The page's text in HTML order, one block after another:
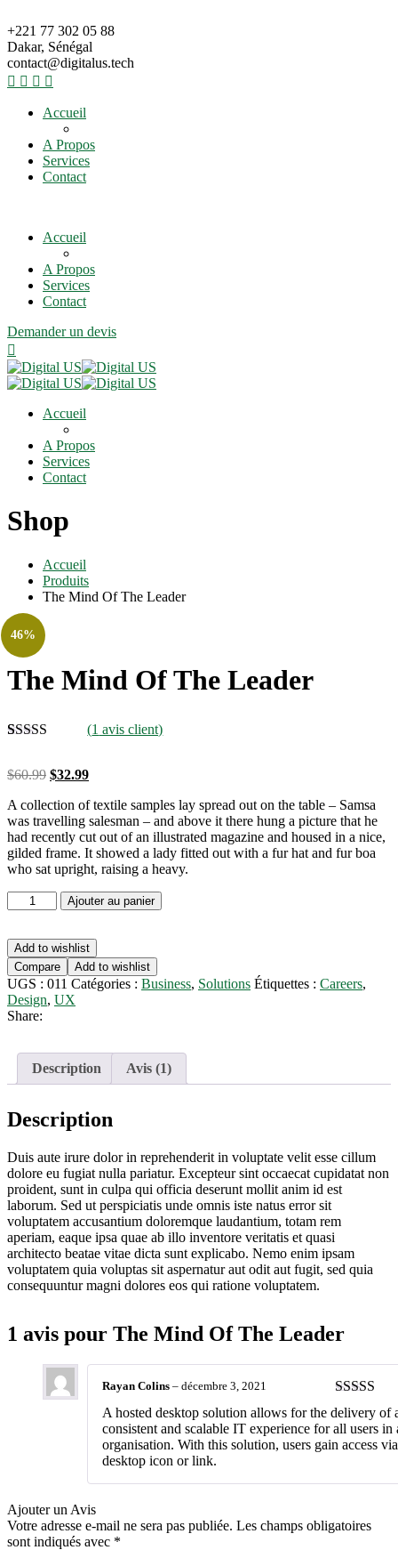
+221 77 302 05 88
Dakar, Sénégal
contact@digitalus.tech
Accueil
A Propos
Services
Contact
Accueil
A Propos
Services
Contact
Demander un devis
Accueil
A Propos
Services
Contact
Shop
Accueil
Produits
The Mind Of The Leader
46%
The Mind Of The Leader
notation
(1 avis client)
$60.99 Le
initial
était :
$60.99.
$32.99Le
actuel
est :
$32.99.
A collection of textile samples lay spread out on the table – Samsa
was travelling salesman – and above it there hung a picture that he
had recently cut out of an illustrated magazine and housed in a nice,
gilded frame. It showed a lady fitted out with a fur hat and fur boa
who sat upright, raising a heavy.
quantité
de
Mind
Of
The
Leader
Ajouter au panier
Add to wishlist
Compare
Add to wishlist
UGS : 011 Catégories : Business, Solutions Étiquettes : Careers,
Design, UX
Share:
Description Avis (1)
Description
Duis aute irure dolor in reprehenderit in voluptate velit esse cillum
dolore eu fugiat nulla pariatur. Excepteur sint occaecat cupidatat non
proident, sunt in culpa qui officia deserunt mollit anim id est
laborum. Sed ut perspiciatis unde omnis iste natus error sit
voluptatem accusantium doloremque laudantium, totam rem
aperiam, eaque ipsa quae ab illo inventore veritatis et quasi
architecto beatae vitae dicta sunt explicabo. Nemo enim ipsam
voluptatem quia voluptas sit aspernatur aut odit aut fugit, sed quia
consequuntur magni dolores eos qui ratione voluptatem.
1 avis pour The Mind Of The Leader
Note5sur
Rayan Colins – décembre 3, 2021
A hosted desktop solution allows for the delivery of
consistent and scalable IT experience for all users in
organisation. With this solution, users gain access
desktop icon or link.
Ajouter un Avis
Votre adresse e-mail ne sera pas publiée. Les champs obligatoires
sont indiqués avec *